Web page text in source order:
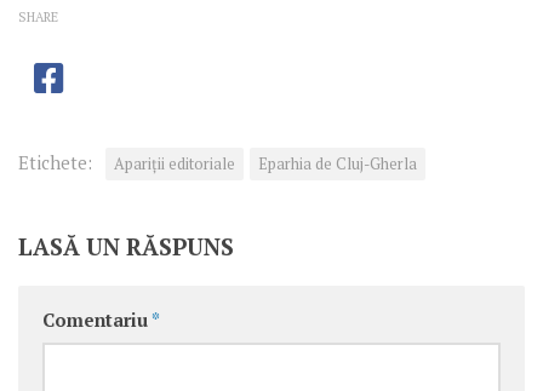
SHARE
Etichete: Apariţii editoriale Eparhia de Cluj-Gherla
LASĂ UN RĂSPUNS
Comentariu *